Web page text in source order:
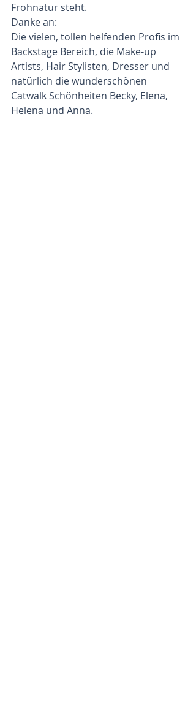
Frohnatur steht.
Danke an:
Die vielen, tollen helfenden Profis im
Backstage Bereich, die Make-up
Artists, Hair Stylisten, Dresser und
natürlich die wunderschönen
Catwalk Schönheiten Becky, Elena,
Helena und Anna.